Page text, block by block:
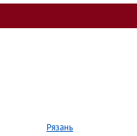
Рязань